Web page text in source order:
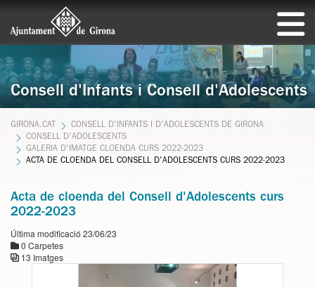
Consell d'Infants i Consell d'Adolescents
GIRONA.CAT
CONSELL D'INFANTS I D'ADOLESCENTS DE GIRONA
CONSELL D'ADOLESCENTS
GALERIA D'IMATGE CLOENDA CURS 2022-2023
ACTA DE CLOENDA DEL CONSELL D'ADOLESCENTS CURS 2022-2023
Acta de cloenda del Consell d'Adolescents curs
2022-2023
Última modificació 23/06/23
0 Carpetes
13 Imatges
Galeria de fitxers multimèdia